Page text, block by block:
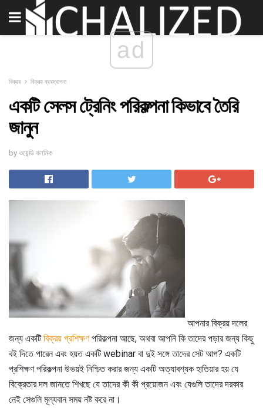
ad
বিক্রয় বিক্রয় ব্যবস্থাপনা
একটি সেলস ট্রেনিং পরিকল্পনা কিভাবে তৈরি
জানুন
by ওয়েন্ডি কননিক
আপনার বিক্রয় দলের
জন্য একটিবিক্রয় প্রশিক্ষণপরিকল্পনা আছে, অথবা আপনি কি তাদের পড়ার জন্য কিছু
বই দিতে পারেন এবং হয়ত একটি webinar বা দুই সঙ্গে তাদের সেট আপ? একটি
প্রশিক্ষণ পরিকল্পনা উভয়ই নিশ্চিত করার জন্য একটি অত্যাবশ্যক হাতিয়ার হয় যে
বিক্রেতার দল জানতে শিখছে যে তাদের কী কী প্রয়োজন এবং যেগুলি তাদের দরকার
নেই সেগুলি মূল্যবান সময় নষ্ট করে না।